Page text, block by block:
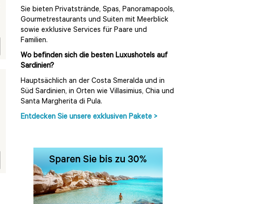
Sie bieten Privatstrände, Spas, Panoramapools,
Gourmetrestaurants und Suiten mit Meerblick
sowie exklusive Services für Paare und
Familien.
Wo befinden sich die besten Luxushotels auf
Sardinien?
Hauptsächlich an der Costa Smeralda und in
Süd Sardinien, in Orten wie Villasimius, Chia und
Santa Margherita di Pula.
Entdecken Sie unsere exklusiven Pakete >